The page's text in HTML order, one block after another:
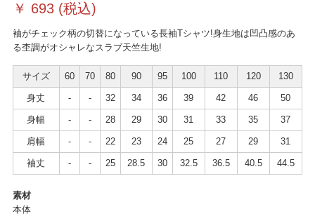
￥ 693(税込)
袖がチェック柄の切替になっている長袖Tシャツ!身生地は凹凸感のあ
る杢調がオシャレなスラブ天竺生地!
サイズ 60 70 80 90 95 100 110 120 130
身丈 - - 32 34 36 39 42 46 50
身幅 - - 28 29 30 31 33 35 37
肩幅 - - 22 23 24 25 27 29 31
袖丈 - - 25 28.5 30 32.5 36.5 40.5 44.5
素材
本体